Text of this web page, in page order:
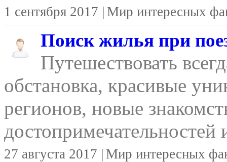
1 сентября 2017 | Мир интересных
Поиск жилья при
Путешествовать
обстановка, красивые
регионов, новые
достопримечательностей
27 августа 2017 | Мир интересных